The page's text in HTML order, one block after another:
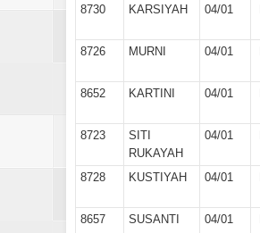
8730
KARSIYAH 04/01
8726
MURNI 04/01
8652
KARTINI 04/01
8723
SITI
RUKAYAH
04/01
8728
KUSTIYAH 04/01
8657
SUSANTI 04/01